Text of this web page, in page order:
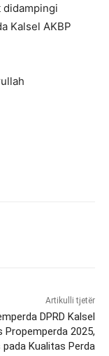
Kalsel AKBP
Artikulli tjetër
DPRD Kalsel
Propemperda 2025,
pada Kualitas Perda